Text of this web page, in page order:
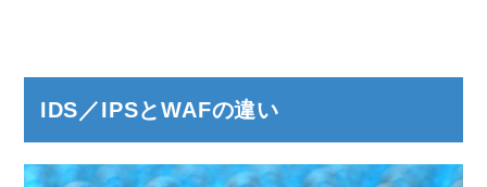
IDS／IPSとWAFの違い